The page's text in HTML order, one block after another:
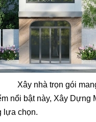
Xây nhà trọn gói
nổi bật này, Xây Dựng
lựa chọn.